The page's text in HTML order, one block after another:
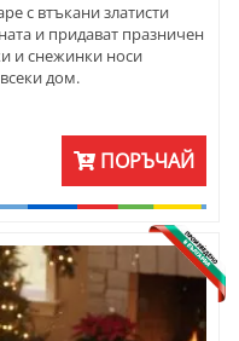
с втъкани златисти
и придават празничен
и снежинки носи
дом.
ПОРЪЧАЙ